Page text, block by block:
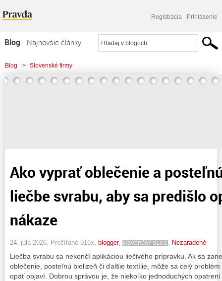
Registrácia Prihlásenie
Blog
Najnovšie články
Najčítanejšie články
Najkomentovanejšie články
Blog > Slovenské firmy
Ako vyprať oblečenie a
liečbe svrabu, aby sa predišlo
nákaze
24. júla 2026, Prečítané 916x, blogger, KOMERČNÝ BLOG Nezaradené
Liečba svrabu sa nekončí aplikáciou liečivého prípravku. Ak sa
oblečenie, posteľnú bielizeň či ďalšie textílie, môže sa celý
opäť objaví. Dobrou správou je, že niekoľko jednoduchých